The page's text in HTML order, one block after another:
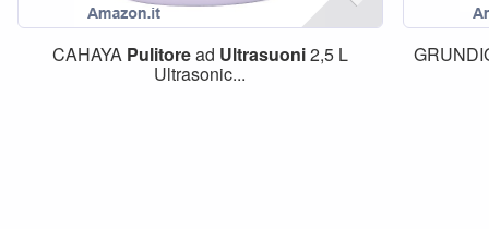
CAHAYA Pulitoread Ultrasuoni2,5 L
Ultrasonic...